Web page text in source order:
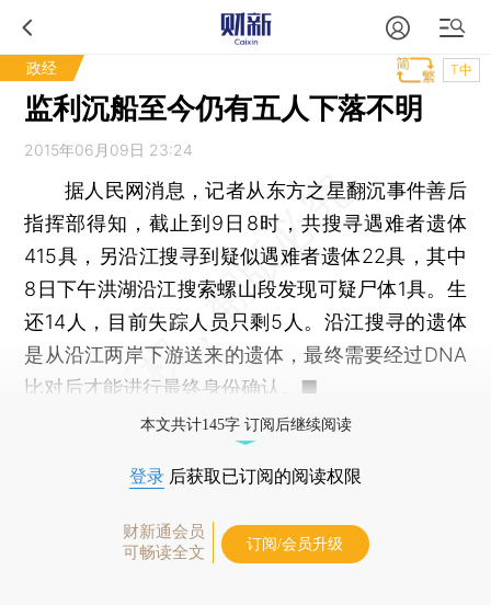
政经 T中
监利沉船至今仍有五人下落不明
2015年06月09日 23:24
据人民网消息，记者从东方之星翻沉事件善后
指挥部得知，截止到9日8时，共搜寻遇难者遗体
415具，另沿江搜寻到疑似遇难者遗体22具，其中
8日下午洪湖沿江搜索螺山段发现可疑尸体1具。生
还14人，目前失踪人员只剩5人。沿江搜寻的遗体
是从沿江两岸下游送来的遗体，最终需要经过DNA
比对后才能进行最终身份确认。■
本文共计145字 订阅后继续阅读
登录 后获取已订阅的阅读权限
财新通会员
可畅读全文
订阅/会员升级